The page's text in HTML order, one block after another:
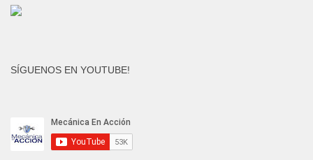
SÍGUENOS EN YOUTUBE!